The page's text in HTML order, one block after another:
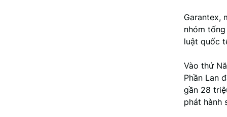
Garantex,
nhóm
luật quốc
Vào thứ
Phần Lan
gần 28
phát hành